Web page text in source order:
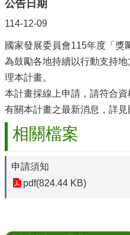
公告日期
114-12-09
國家發展委員會115年度「獎
為鼓勵各地持續以行動支持
理本計畫。
本計畫採線上申請，請符合
有關本計畫之最新消息，詳
相關檔案
申請須知
pdf(824.44 KB)